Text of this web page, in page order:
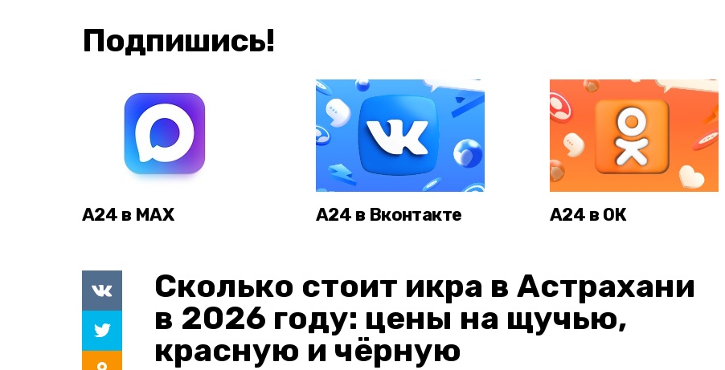
Подпишись!
А24 в MAX А24 в Вконтакте А24 в ОК
Сколько стоит икра в Астрахани
в 2026 году: цены на щучью,
красную и чёрную